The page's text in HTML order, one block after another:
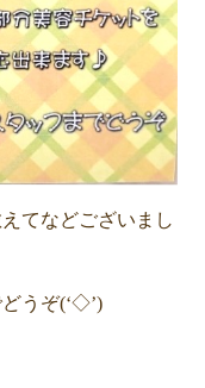
てなどございまし
うぞ(‘◇’)ゞ